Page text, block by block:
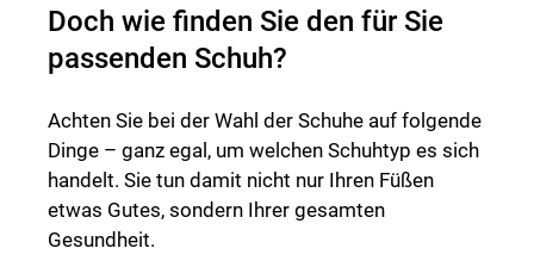
Doch wie finden Sie den für Sie
passenden Schuh?
Achten Sie bei der Wahl der Schuhe auf folgende
Dinge – ganz egal, um welchen Schuhtyp es sich
handelt. Sie tun damit nicht nur Ihren Füßen
etwas Gutes, sondern Ihrer gesamten
Gesundheit.